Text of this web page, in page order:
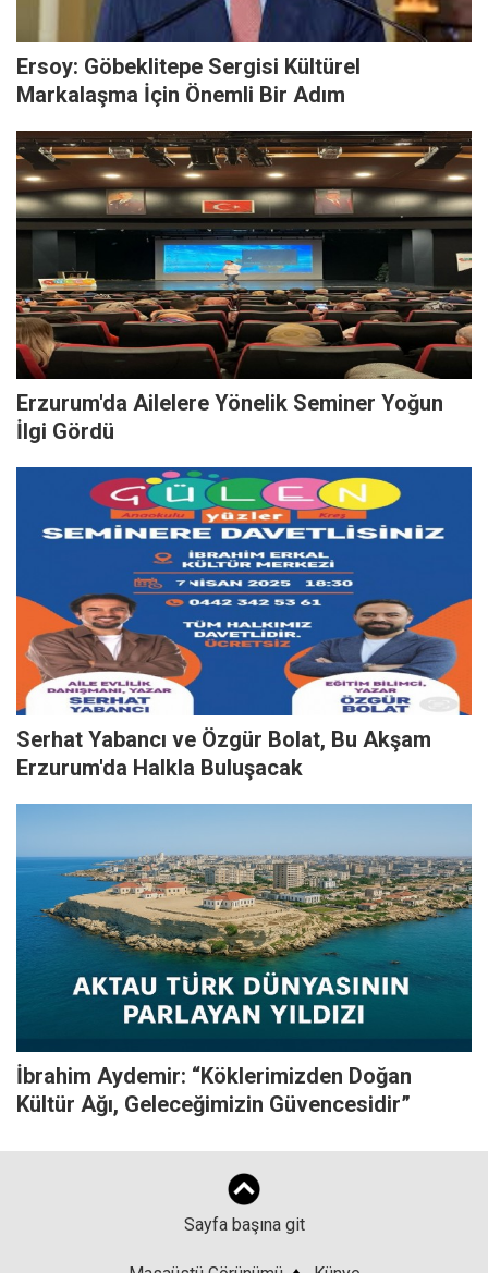
Ersoy: Göbeklitepe Sergisi Kültürel
Markalaşma İçin Önemli Bir Adım
Erzurum'da Ailelere Yönelik Seminer Yoğun
İlgi Gördü
Serhat Yabancı ve Özgür Bolat, Bu Akşam
Erzurum'da Halkla Buluşacak
İbrahim Aydemir: “Köklerimizden Doğan
Kültür Ağı, Geleceğimizin Güvencesidir”
Sayfa başına git